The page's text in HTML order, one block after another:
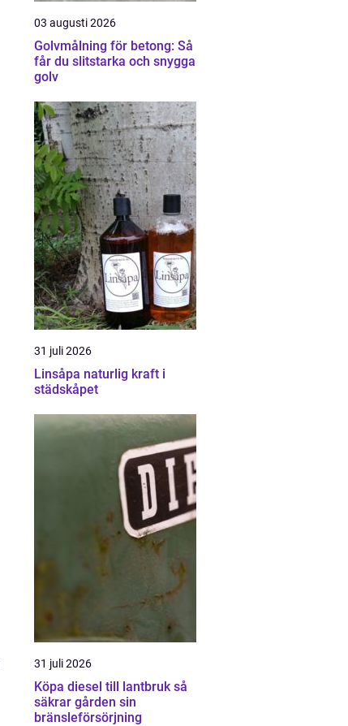
03 augusti 2026
Golvmålning för betong: Så
får du slitstarka och snygga
golv
31 juli 2026
Linsåpa naturlig kraft i
städskåpet
31 juli 2026
Köpa diesel till lantbruk så
säkrar gården sin
bränsleförsörjning